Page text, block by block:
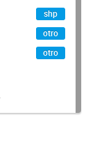
shp
otro
otro